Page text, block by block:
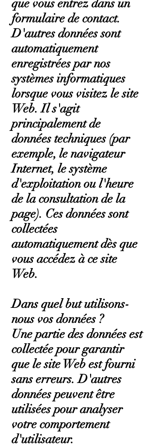
que vous entrez dans un
formulaire de contact.
D'autres données sont
automatiquement
enregistrées par nos
systèmes informatiques
lorsque vous visitez le site
Web. Il s'agit
principalement de
données techniques (par
exemple, le navigateur
Internet, le système
d'exploitation ou l'heure
de la consultation de la
page). Ces données sont
collectées
automatiquement dès que
vous accédez à ce site
Web.
Dans quel but utilisons-
nous vos données ?
Une partie des données est
collectée pour garantir
que le site Web est fourni
sans erreurs. D'autres
données peuvent être
utilisées pour analyser
votre comportement
d'utilisateur.